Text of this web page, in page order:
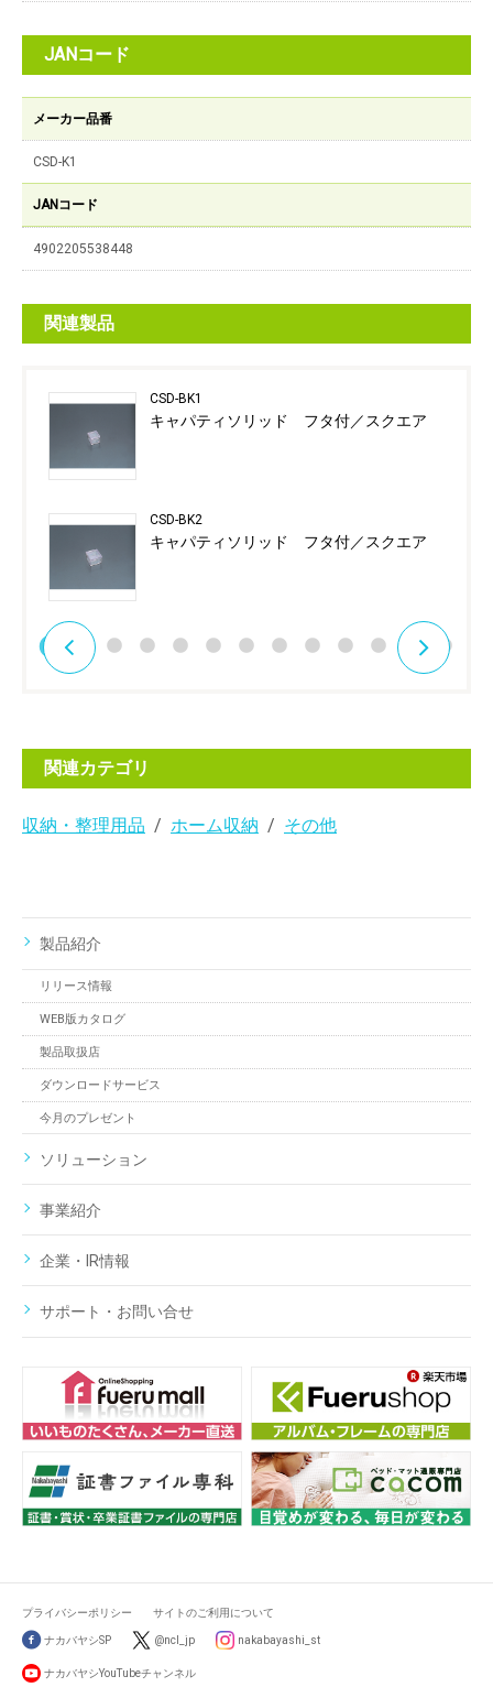
JANコード
メーカー品番
CSD-K1
JANコード
4902205538448
関連製品
CSD-BK1
キャパティソリッド フタ付／スクエア
CSD-BK2
キャパティソリッド フタ付／スクエア
関連カテゴリ
収納・整理用品 ホーム収納 その他
製品紹介
リリース情報
WEB版カタログ
製品取扱店
ダウンロードサービス
今月のプレゼント
ソリューション
事業紹介
企業・IR情報
サポート・お問い合せ
プライバシーポリシー サイトのご利用について
ナカバヤシSP @ncl_jp nakabayashi_st
ナカバヤシYouTubeチャンネル